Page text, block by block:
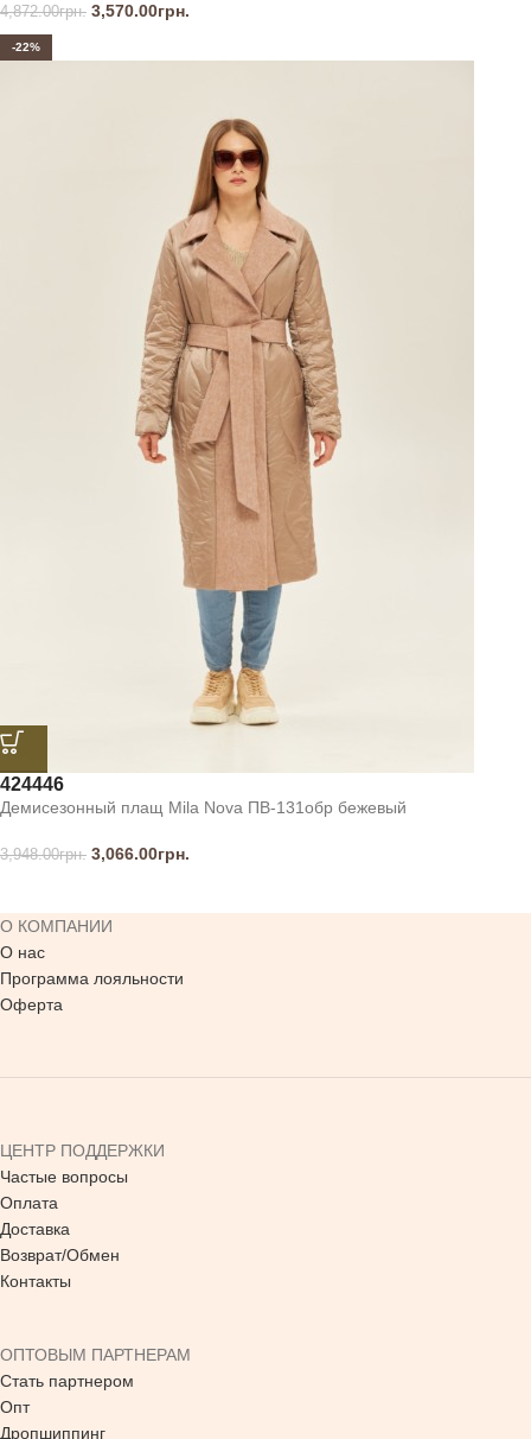
4,872.00грн. 3,570.00грн.
-22%
424446
Демисезонный плащ Mila Nova ПВ-131обр бежевый
3,948.00грн. 3,066.00грн.
О КОМПАНИИ
О нас
Программа лояльности
Оферта
ЦЕНТР ПОДДЕРЖКИ
Частые вопросы
Оплата
Доставка
Возврат/Обмен
Контакты
ОПТОВЫМ ПАРТНЕРАМ
Стать партнером
Опт
Дропшиппинг